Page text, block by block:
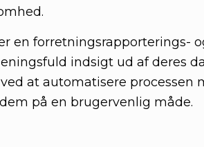
en
indsigt ud af deres
at automatisere
på en brugervenlig måde.